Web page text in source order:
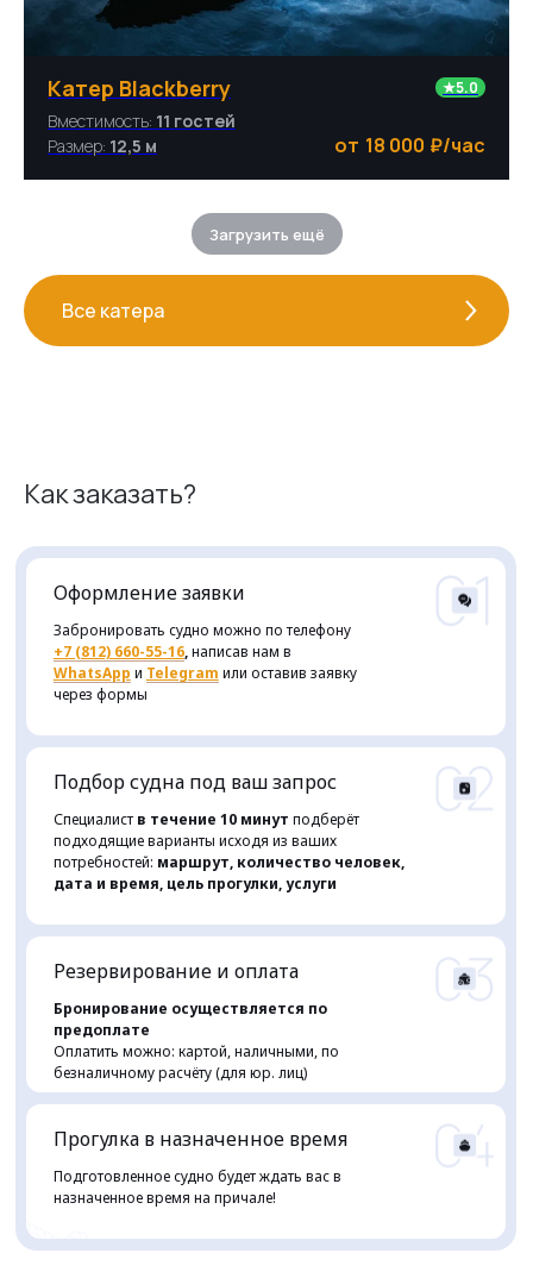
Катер Blackberry ★5.0
Вместимость: 11 гостей
Размер: 12,5 м 18 000 ₽/час
Загрузить ещё
Все катера
Как заказать?
Оформление заявки
Забронировать судно можно по телефону
+7 (812) 660-55-16,написав нам в
WhatsApp и Telegram или оставив заявку
через формы
Специалист в течение 10 минут подберёт
подходящие варианты исходя из ваших
потребностей: маршрут, количество человек,
дата и время, цель прогулки, услуги
Подбор судна под ваш запрос
Резервирование и оплата
Бронирование осуществляется по
предоплате
Оплатить можно: картой, наличными, по
безналичному расчёту (для юр. лиц)
Прогулка в назначенное время
Подготовленное судно будет ждать вас в
назначенное время на причале!